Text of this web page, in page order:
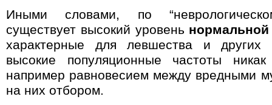
Иными словами, по
существует высокий уровень нормальной
характерные для левшества и других
высокие популяционные частоты
например равновесием между вредными
на них отбором.